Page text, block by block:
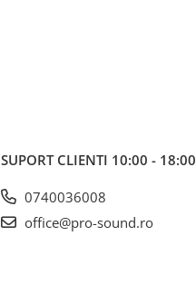
SUPORT CLIENTI 10:00 - 18:00
0740036008
office@pro-sound.ro